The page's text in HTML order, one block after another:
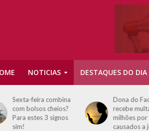
NOTICIAS DESTAQUES DO DIA
Sexta-feira combina
com bolsos cheios?
Para estes 3 signos
sim!
Dona do
recebe
milhões por
causados a